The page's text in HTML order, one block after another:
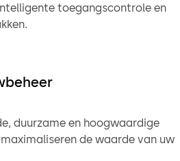
toegangscontrole en
duurzame en hoogwaardige
de waarde van uw